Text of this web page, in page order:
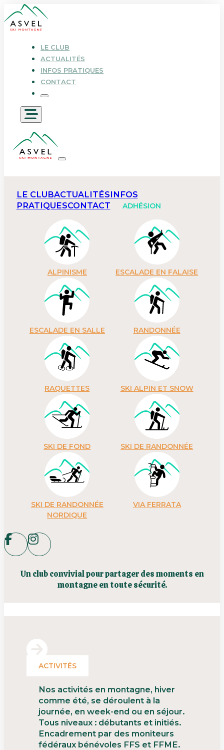
LE CLUB
ACTUALITÉS
INFOS PRATIQUES
CONTACT
LE CLUBACTUALITÉSINFOS
PRATIQUESCONTACT ADHÉSION
ALPINISME ESCALADE EN FALAISE
ESCALADE EN SALLE RANDONNÉE
RAQUETTES SKI ALPIN ET SNOW
SKI DE FOND SKI DE RANDONNÉE
SKI DE RANDONNÉE
NORDIQUE
VIA FERRATA
Un club convivial pour partager des moments en
montagne en toute sécurité.
ACTIVITÉS
Nos activités en montagne, hiver
comme été, se déroulent à la
journée, en week-end ou en séjour.
Tous niveaux : débutants et initiés.
Encadrement par des moniteurs
fédéraux bénévoles FFS et FFME.